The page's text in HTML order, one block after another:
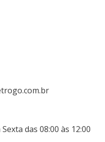
das 08:00 às 12:00